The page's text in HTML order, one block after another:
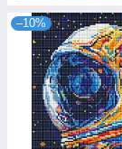
–10%